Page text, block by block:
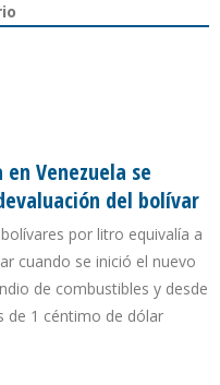
Venezuela se
del bolívar
por litro equivalía a
cuando se inició el nuevo
de combustibles y desde
de 1 céntimo de dólar